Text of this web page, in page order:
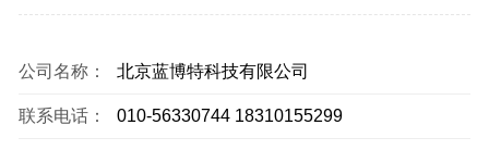
公司名称： 北京蓝博特科技有限公司
联系电话： 010-56330744 18310155299